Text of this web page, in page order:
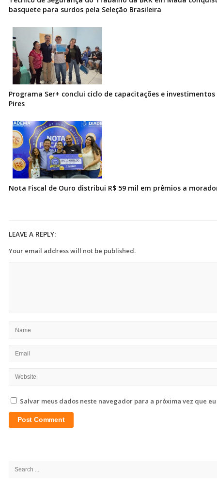
basquete para surdos pela Seleção Brasileira
Programa Ser+ conclui ciclo de capacitações e
Pires
Nota Fiscal de Ouro distribui R$ 59 mil em prêmios a
LEAVE A REPLY:
Your email address will not be published.
Salvar meus dados neste navegador para a próxima vez que
Search